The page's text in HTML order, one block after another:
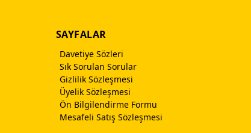
SAYFALAR
Davetiye Sözleri
Sık Sorulan Sorular
Gizlilik Sözleşmesi
Üyelik Sözleşmesi
Ön Bilgilendirme Formu
Mesafeli Satış Sözleşmesi